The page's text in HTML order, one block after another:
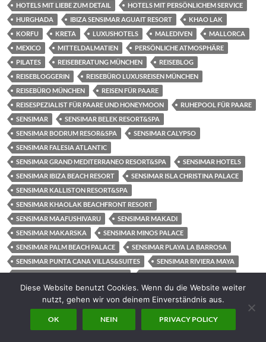
HOTELS MIT LIEBE ZUM DETAIL
HOTELS MIT PERSÖNLICHEM SERVICE
HURGHADA
IBIZA SENSIMAR AGUAIT RESORT
KHAO LAK
KORFU
KRETA LUXUSHOTELS MALEDIVEN
MALLORCA
MEXICO
MITTELDALMATIEN
PERSÖNLICHE ATMOSPHÄRE
PILATES
REISEBERATUNG MÜNCHEN
REISEBLOG
REISEBLOGGERIN
REISEBÜRO LUXUSREISEN MÜNCHEN
REISEBÜRO MÜNCHEN
REISEN FÜR PAARE
REISESPEZIALIST FÜR PAARE UND HONEYMOON
RUHEPOOL FÜR PAARE
SENSIMAR
SENSIMAR BELEK RESORT&SPA
SENSIMAR BODRUM RESOR&SPA
SENSIMAR CALYPSO
SENSIMAR FALESIA ATLANTIC
SENSIMAR GRAND MEDITERRANEO RESORT&SPA
SENSIMAR HOTELS
SENSIMAR IBIZA BEACH RESORT
SENSIMAR ISLA CHRISTINA PALACE
SENSIMAR KALLISTON RESORT&SPA
SENSIMAR KHAOLAK BEACHFRONT RESORT
SENSIMAR MAAFUSHIVARU
SENSIMAR MAKADI
SENSIMAR MAKARSKA
SENSIMAR MINOS PALACE
SENSIMAR PALM BEACH PALACE
SENSIMAR PLAYA LA BARROSA
SENSIMAR PUNTA CANA VILLAS&SUITES
SENSIMAR RIVIERA MAYA
SENSIMAR ROYAL BLU RESORT&SPA
SENSIMAR SIDE RESORT&SPA
SPA
STEPHANIE SCHNEIDER MÜNCHEN
STEPHANIE SCHNEIDER REISEBERATUNG
STEPHANIE SCHNEIDER REISEBÜRO
STEPHANIE SCHNEIDER REISEBÜRO MÜNCHEN
TRAVELBLOG
Diese Website benutzt Cookies. Wenn du die Website weiter
nutzt, gehen wir von deinem Einverständnis aus.
OK NEIN PRIVACY POLICY